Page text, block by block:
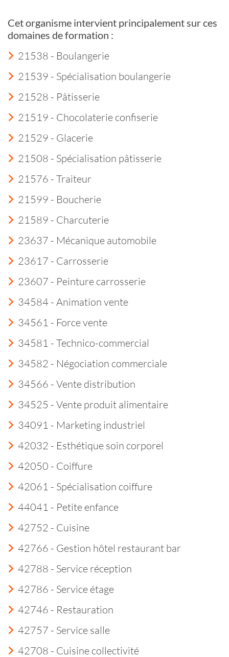
Cet organisme intervient principalement sur ces
domaines de formation :
21538 - Boulangerie
21539 - Spécialisation boulangerie
21528 - Pâtisserie
21519 - Chocolaterie confiserie
21529 - Glacerie
21508 - Spécialisation pâtisserie
21576 - Traiteur
21599 - Boucherie
21589 - Charcuterie
23637 - Mécanique automobile
23617 - Carrosserie
23607 - Peinture carrosserie
34584 - Animation vente
34561 - Force vente
34581 - Technico-commercial
34582 - Négociation commerciale
34566 - Vente distribution
34525 - Vente produit alimentaire
34091 - Marketing industriel
42032 - Esthétique soin corporel
42050 - Coiffure
42061 - Spécialisation coiffure
44041 - Petite enfance
42752 - Cuisine
42766 - Gestion hôtel restaurant bar
42788 - Service réception
42786 - Service étage
42746 - Restauration
42757 - Service salle
42708 - Cuisine collectivité